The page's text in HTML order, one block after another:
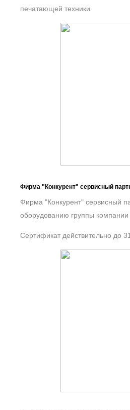
печатающей техники
Фирма "Конкурент" сервисный
Фирма "Конкурент" сервисный
оборудованию группы
Сертификат действительно до